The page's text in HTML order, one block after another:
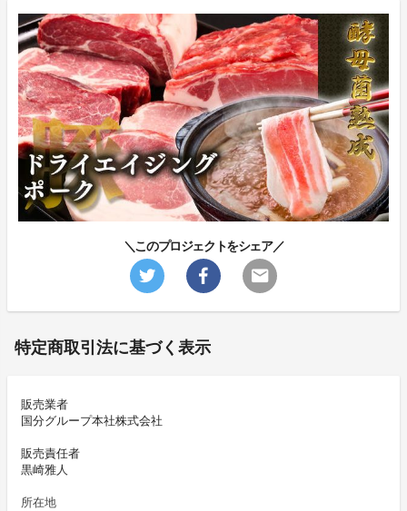
＼このプロジェクトをシェア／
特定商取引法に基づく表示
販売業者
国分グループ本社株式会社
販売責任者
黒崎雅人
所在地